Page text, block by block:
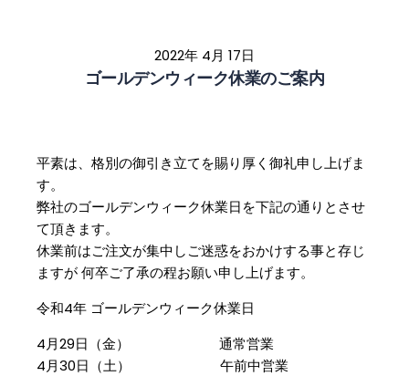
2022年 4月 17日
ゴールデンウィーク休業のご案内
平素は、格別の御引き立てを賜り厚く御礼申し上げま
す。
弊社のゴールデンウィーク休業日を下記の通りとさせ
て頂きます。
休業前はご注文が集中しご迷惑をおかけする事と存じ
ますが 何卒ご了承の程お願い申し上げます。
令和4年 ゴールデンウィーク休業日
4月29日（金） 通常営業
4月30日（土） 午前中営業